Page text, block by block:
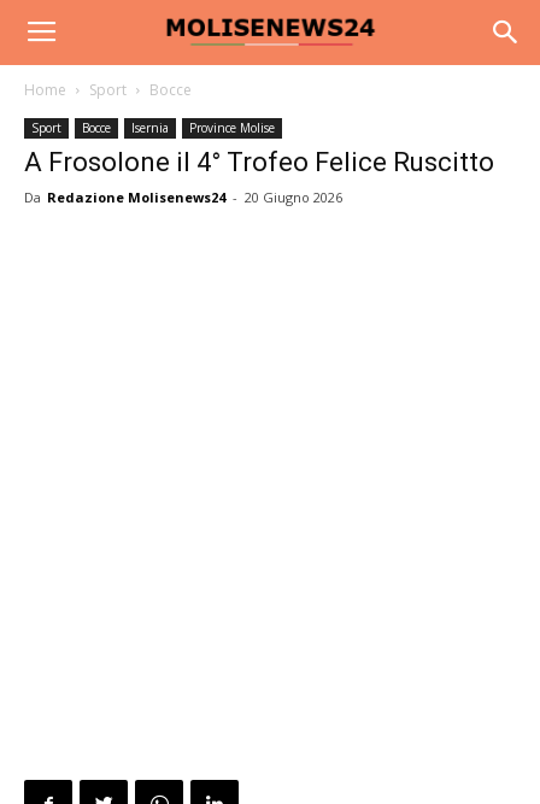
Home Sport Bocce
Sport Bocce Isernia Province Molise
A Frosolone il 4° Trofeo Felice Ruscitto
Da Redazione Molisenews24 - 20 Giugno 2026